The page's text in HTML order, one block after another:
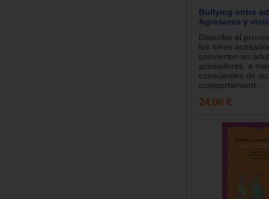
Bullying entre
Agresores y
Describe el
los niños
convierten en
acosadores, a
conscientes de su
comportamient...
24.00 €